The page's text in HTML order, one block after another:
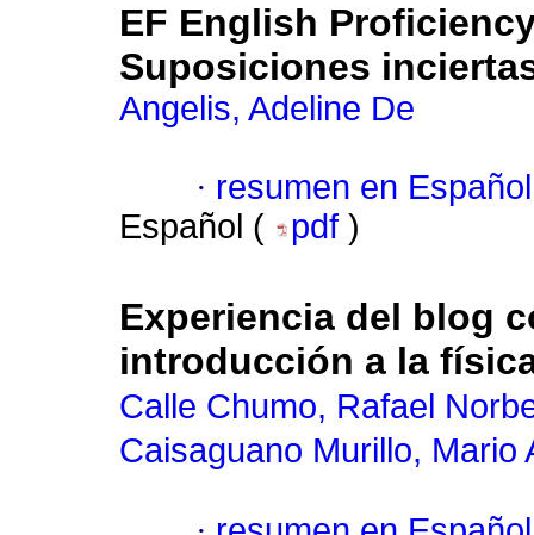
EF English
Suposiciones
Angelis, Adeline De
· resumen en Español
Español (
pdf )
Experiencia del blog
introducción a la
Calle Chumo, Rafael
Caisaguano Murillo, Mario